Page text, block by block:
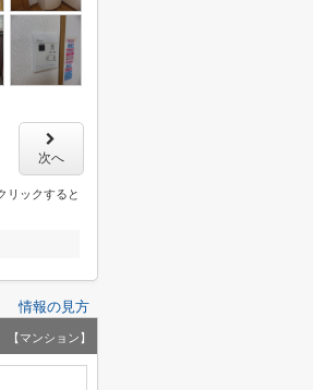
次へ
リックすると
情報の見方
【マンション】